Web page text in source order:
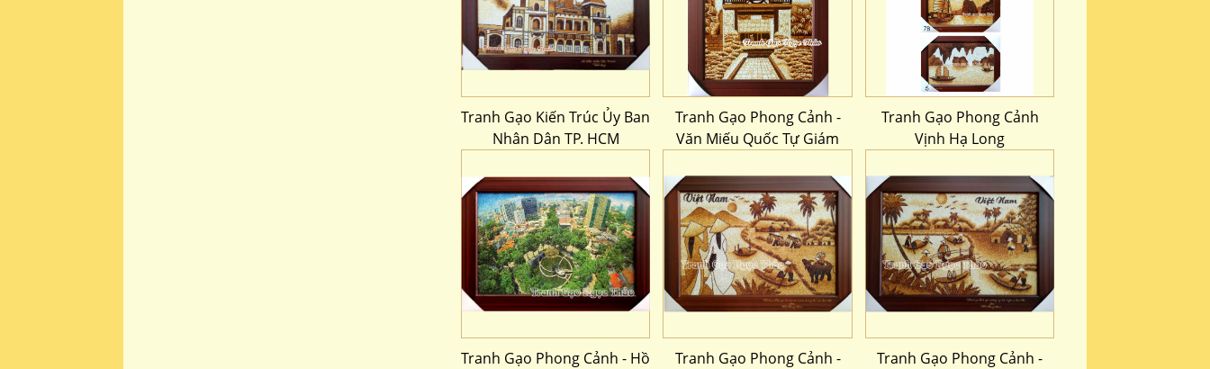
Tranh Gạo Kiến Trúc Ủy Ban
Nhân Dân TP. HCM
Tranh Gạo Phong Cảnh -
Văn Miếu Quốc Tự Giám
Tranh Gạo Phong Cảnh
Vịnh Hạ Long
Tranh Gạo Phong Cảnh - Hồ
Tranh Gạo Phong Cảnh -
Tranh Gạo Phong Cảnh -